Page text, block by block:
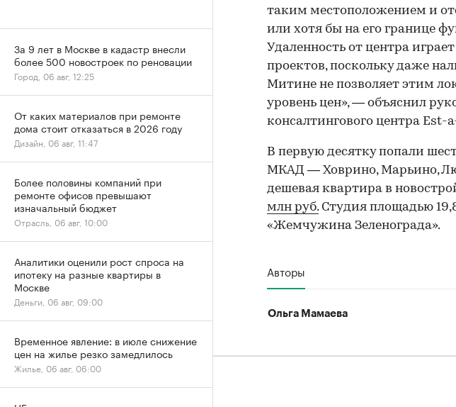
таким местоположением и
или хотя бы на его границе
Удаленность от центра
проектов, поскольку даже
Митине не позволяет этим
уровень цен», — объяснил
консалтингового центра
В первую десятку попали
МКАД — Ховрино, Марьино,
дешевая квартира в
млн руб.Студия площадью
«Жемчужина Зеленограда».
Авторы
Ольга Мамаева
За 9 лет в Москве в кадастр внесли
более 500 новостроек по реновации
Город, 06 авг, 12:25
От каких материалов при ремонте
дома стоит отказаться в 2026 году
Дизайн, 06 авг, 11:47
Более половины компаний при
ремонте офисов превышают
изначальный бюджет
Отрасль, 06 авг, 10:00
Аналитики оценили рост спроса на
ипотеку на разные квартиры в
Москве
Деньги, 06 авг, 09:00
Временное явление: в июле снижение
цен на жилье резко замедлилось
Жилье, 06 авг, 06:00